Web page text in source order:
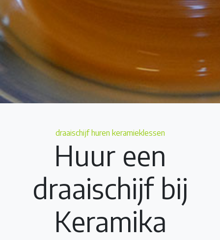
Categories
draaischijf huren keramieklessen
Huur een
draaischijf bij
Keramika